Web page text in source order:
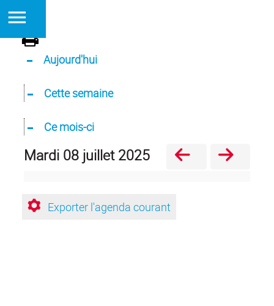
Aujourd'hui
Cette semaine
Ce mois-ci
mardi 08 juillet 2025
Exporter l'agenda courant